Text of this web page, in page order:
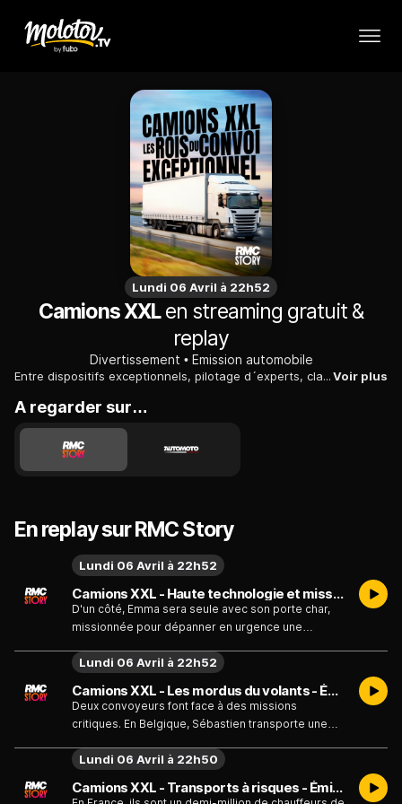
Lundi 06 Avril à 22h52
Camions XXLen streaming gratuit &
replay
Divertissement Emission automobile
Entre dispositifs exceptionnels, pilotage d´experts, clash, incivilités, dangers et sueurs froides, vivez une immersion inédite à bord de camions XXL avec les rois du convoi exceptionnel.Voir plus
A regarder sur…
En replay sur RMC Story
Camions XXL - Haute technologie et mission d'urgence - Émission du lundi 6 avril
D'un côté, Emma sera seule avec son porte char,
missionnée pour dépanner en urgence une
entreprise française va devoir convoyer l'aimant le
plus puissant du monde venu tout droit des États-
Unis.
Lundi 06 Avril à 22h52
Camions XXL - Les mordus du volants - Émission du lundi 6 avril
Deux convoyeurs font face à des missions
critiques. En Belgique, Sébastien transporte une
confronté à de multiples obstacles routiers. En
Bretagne, Sylvain doit livrer une cantine scolaire
dans le nord de la France, mais les graves
Lundi 06 Avril à 22h52
Camions XXL - Transports à risques - Émission du lundi 6 avril
Lundi 06 Avril à 22h50